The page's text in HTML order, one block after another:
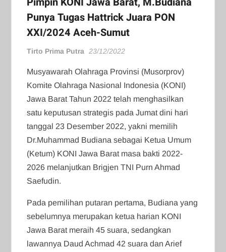
Punya Tugas Hattrick Juara PON
XXI/2024 Aceh-Sumut
Tirto Prima Putra 23/12/2022
Musyawarah Olahraga Provinsi (Musorprov)
Komite Olahraga Nasional Indonesia (KONI)
Jawa Barat Tahun 2022 telah menghasilkan
satu keputusan strategis pada Jumat dini hari
tanggal 23 Desember 2022, yakni memilih
Dr.Muhammad Budiana sebagai Ketua Umum
(Ketum) KONI Jawa Barat masa bakti 2022-
2026 melanjutkan Brigjen TNI Purn Ahmad
Saefudin.
Pada pemilihan putaran pertama, Budiana yang
sebelumnya merupakan ketua harian KONI
Jawa Barat meraih 45 suara, sedangkan
lawannya Daud Achmad 42 suara dan Arief